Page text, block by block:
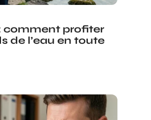
comment profiter
de l’eau en toute